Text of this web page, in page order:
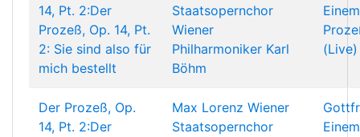
14, Pt. 2:Der
Prozeß, Op. 14, Pt.
2: Sie sind also für
mich bestellt
Staatsopernchor
Wiener
Philharmoniker Karl
Böhm
(Live)
Der Prozeß, Op.
14, Pt. 2:Der
Max Lorenz Wiener
Staatsopernchor